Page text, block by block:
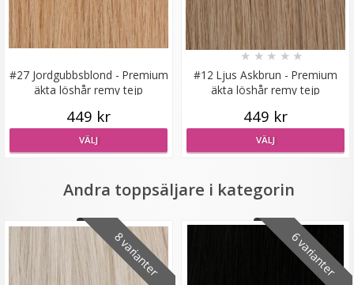
89 kr
129 kr
#27 Jordgubbsblond - Premium
äkta löshår remy tejp
449 kr
VÄLJ
#12 Ljus Askbrun - Premium
äkta löshår remy tejp
★ ★ ★ ★ ★
449 kr
VÄLJ
Andra toppsäljare i kategorin
8 varianter 6 varianter